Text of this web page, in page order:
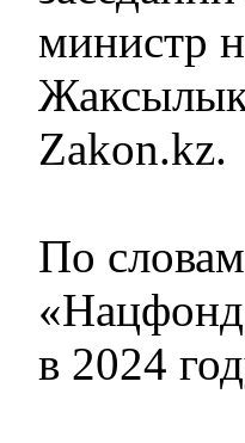
министр
Zakon.kz.
По
в 2024